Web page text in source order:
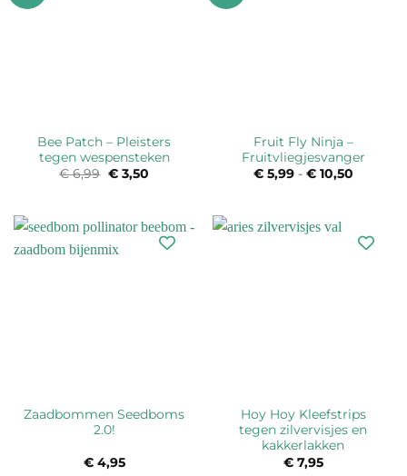
Bee Patch – Pleisters
tegen wespensteken
€6,99 Oorspronkelijke
prijs
€3,50
Fruit Fly Ninja –
Fruitvliegjesvanger
€5,99 - €10,50
Zaadbommen Seedboms
2.0!
€4,95
Hoy Hoy Kleefstrips
tegen zilvervisjes en
kakkerlakken
€7,95